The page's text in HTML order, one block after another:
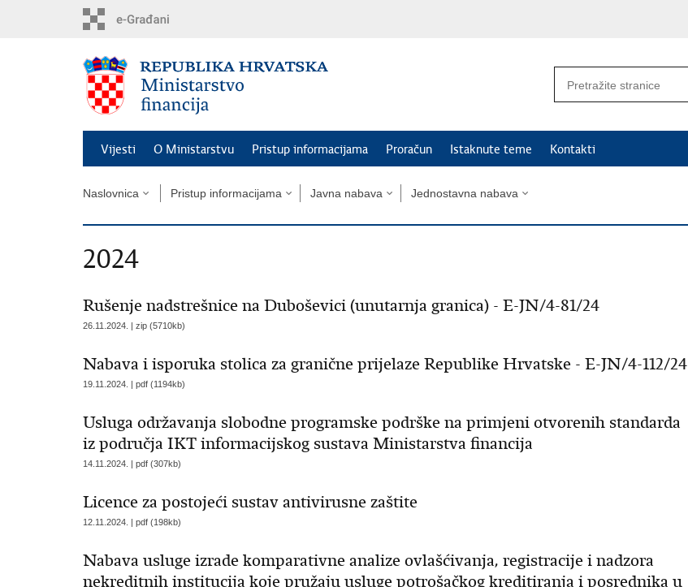
Vijesti O Ministarstvu Pristup informacijama Proračun Istaknute teme Kontakti
Naslovnica Pristup informacijama Javna nabava Jednostavna nabava
2024
Rušenje nadstrešnice na Duboševici (unutarnja granica) - E-JN/4-81/24
26.11.2024. | zip (5710kb)
Nabava i isporuka stolica za granične prijelaze Republike Hrvatske - E-JN/4-112/24
19.11.2024. | pdf (1194kb)
Usluga održavanja slobodne programske podrške na primjeni otvorenih standarda
iz područja IKT informacijskog sustava Ministarstva financija
14.11.2024. | pdf (307kb)
Licence za postojeći sustav antivirusne zaštite
12.11.2024. | pdf (198kb)
Nabava usluge izrade komparativne analize ovlašćivanja, registracije i nadzora
nekreditnih institucija koje pružaju usluge potrošačkog kreditiranja i posrednika u